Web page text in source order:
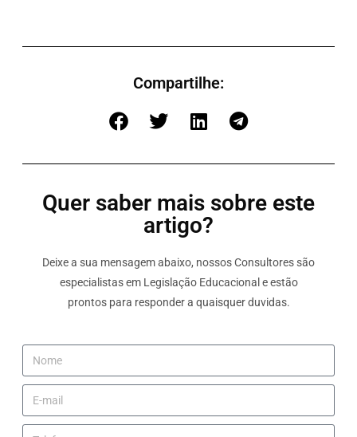
Compartilhe:
Quer saber mais sobre este
artigo?
Deixe a sua mensagem abaixo, nossos Consultores são
especialistas em Legislação Educacional e estão
prontos para responder a quaisquer duvidas.